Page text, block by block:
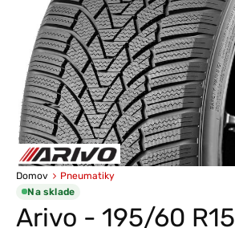
Domov
Pneumatiky
Na sklade
Arivo - 195/60 R15